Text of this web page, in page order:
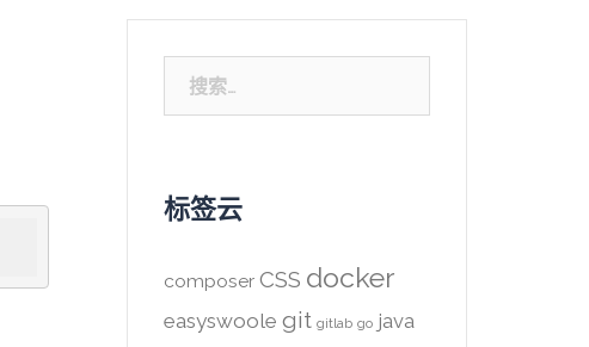
索：
标签云
composer CSS docker
easyswoole git gitlab go java